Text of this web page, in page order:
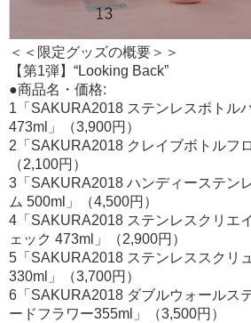
＜＜限定グッズの概要＞＞
【第1弾】“Looking Back”
●商品名・価格:
1「SAKURA2018 ステンレスボトル
473ml」（3,900円）
2「SAKURA2018 クレイブボトルフ
（2,100円）
3「SAKURA2018 ハンディーステン
ム 500ml」（4,500円）
4「SAKURA2018 ステンレスクリエ
ェック 473ml」（2,900円）
5「SAKURA2018 ステンレススクリ
330ml」（3,700円）
6「SAKURA2018 ダブルウォールス
ードフラワー355ml」（3,500円）